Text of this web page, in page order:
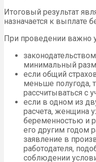
Итоговый результат
назначается к
При проведении важно
минимальный
если общий
меньше полугода,
рассчитываться с
если в одном из
расчета, женщина
беременностью и
его другим годом
заявление в
работодателя,
соблюдении